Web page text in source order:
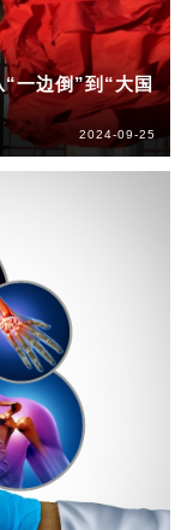
一边倒”到“大国
2024-09-25